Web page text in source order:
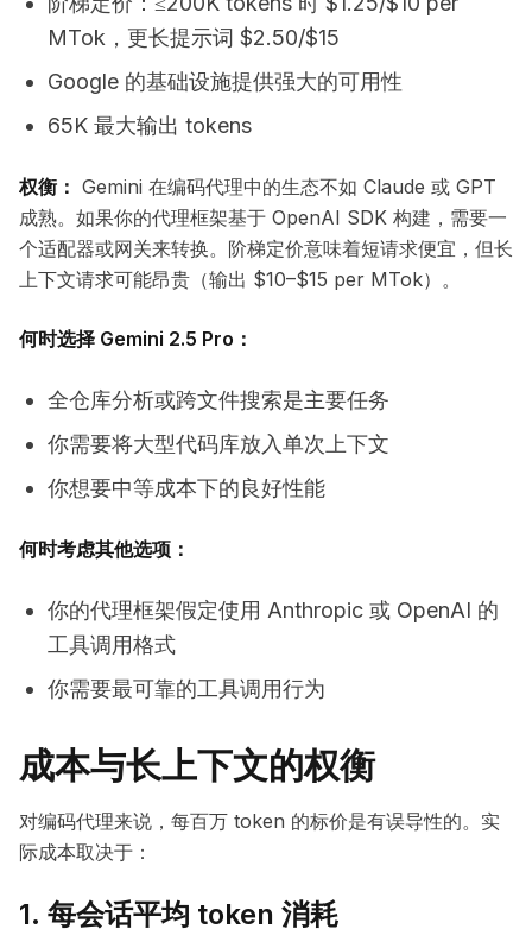
MTok，更长提示词 $2.50/$15
Google 的基础设施提供强大的可用性
65K 最大输出 tokens
权衡： Gemini 在编码代理中的生态不如 Claude 或 GPT
成熟。如果你的代理框架基于 OpenAI SDK 构建，需要一
个适配器或网关来转换。阶梯定价意味着短请求便宜，但长
上下文请求可能昂贵（输出 $10–$15 per MTok）。
何时选择 Gemini 2.5 Pro：
全仓库分析或跨文件搜索是主要任务
你需要将大型代码库放入单次上下文
你想要中等成本下的良好性能
何时考虑其他选项：
你的代理框架假定使用 Anthropic 或 OpenAI 的
工具调用格式
你需要最可靠的工具调用行为
成本与长上下文的权衡
对编码代理来说，每百万 token 的标价是有误导性的。实
际成本取决于：
1. 每会话平均 token 消耗